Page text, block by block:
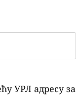
УРЛ адресу за